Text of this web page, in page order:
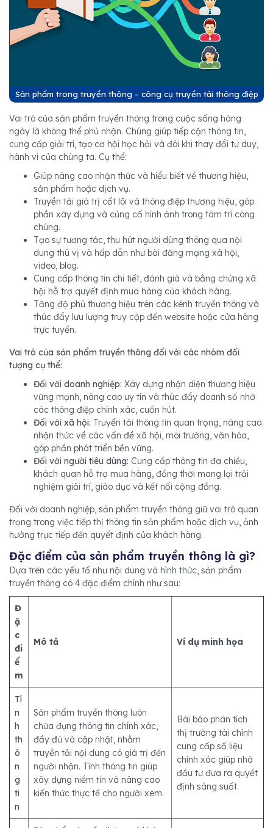
Sản phẩm trong truyền thông – công cụ truyền tải thông điệp
Vai trò của sản phẩm truyền thông trong cuộc sống hàng
ngày là không thể phủ nhận. Chúng giúp tiếp cận thông tin,
cung cấp giải trí, tạo cơ hội học hỏi và đôi khi thay đổi tư duy,
hành vi của chúng ta. Cụ thể:
Giúp nâng cao nhận thức và hiểu biết về thương hiệu,
sản phẩm hoặc dịch vụ.
Truyền tải giá trị cốt lõi và thông điệp thương hiệu, góp
phần xây dựng và củng cố hình ảnh trong tâm trí công
chúng.
Tạo sự tương tác, thu hút người dùng thông qua nội
dung thú vị và hấp dẫn như bài đăng mạng xã hội,
video, blog.
Cung cấp thông tin chi tiết, đánh giá và bằng chứng xã
hội hỗ trợ quyết định mua hàng của khách hàng.
Tăng độ phủ thương hiệu trên các kênh truyền thông và
thúc đẩy lưu lượng truy cập đến website hoặc cửa hàng
trực tuyến.
Vai trò của sản phẩm truyền thông đối với các nhóm đối
tượng cụ thể:
Đối với doanh nghiệp: Xây dựng nhận diện thương hiệu
vững mạnh, nâng cao uy tín và thúc đẩy doanh số nhờ
các thông điệp chính xác, cuốn hút.
Đối với xã hội: Truyền tải thông tin quan trọng, nâng cao
nhận thức về các vấn đề xã hội, môi trường, văn hóa,
góp phần phát triển bền vững.
Đối với người tiêu dùng: Cung cấp thông tin đa chiều,
khách quan hỗ trợ mua hàng, đồng thời mang lại trải
nghiệm giải trí, giáo dục và kết nối cộng đồng.
Đối với doanh nghiệp, sản phẩm truyền thông giữ vai trò quan
trọng trong việc tiếp thị thông tin sản phẩm hoặc dịch vụ, ảnh
hưởng trực tiếp đến quyết định của khách hàng.
Đặc điểm của sản phẩm truyền thông là gì?
Dựa trên các yếu tố như nội dung và hình thức, sản phẩm
truyền thông có 4 đặc điểm chính như sau:
Đ
ặ
c
đi
ể
m
Mô tả Ví dụ minh họa
Tí
n
h
th
ô
n
g
ti
n
Sản phẩm truyền thông luôn
chứa đựng thông tin chính xác,
đầy đủ và cập nhật, nhằm
truyền tải nội dung có giá trị đến
người nhận. Tính thông tin giúp
xây dựng niềm tin và nâng cao
kiến thức thực tế cho người xem.
Bài báo phân tích
thị trường tài chính
cung cấp số liệu
chính xác giúp nhà
đầu tư đưa ra quyết
định sáng suốt.